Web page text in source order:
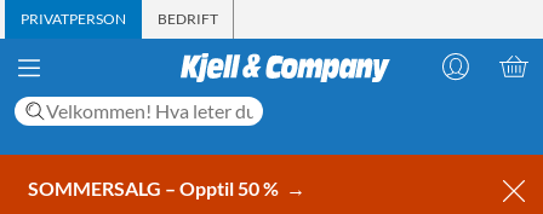
PRIVATPERSON BEDRIFT
SOMMERSALG – Opptil 50 % →